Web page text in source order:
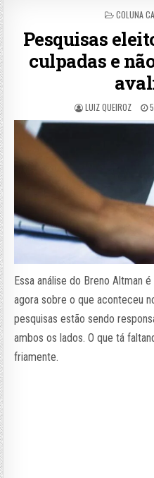
POSTED
COLUNA
Pesquisas
culpadas e
LUIZ QUEIROZ 5
Essa análise do Breno Altman
agora sobre o que aconteceu
pesquisas estão sendo
ambos os lados. O que tá
friamente.